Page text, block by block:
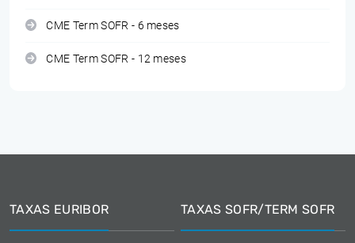
CME Term SOFR - 6 meses
CME Term SOFR - 12 meses
TAXAS EURIBOR TAXAS SOFR/TERM SOFR